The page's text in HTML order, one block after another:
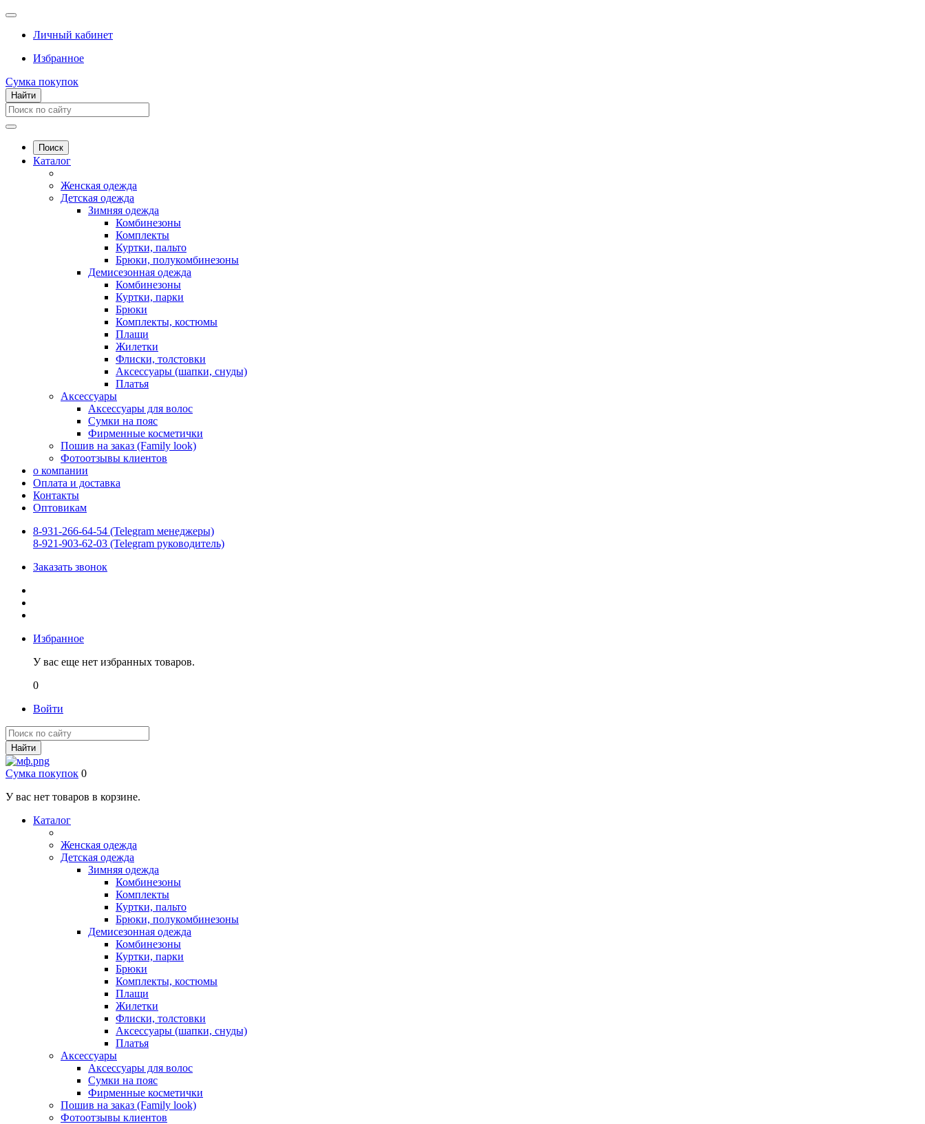
Личный кабинет
Избранное
Сумка покупок
Найти
Поиск
Каталог
Женская одежда
Детская одежда
Зимняя одежда
Комбинезоны
Комплекты
Куртки, пальто
Брюки, полукомбинезоны
Демисезонная одежда
Комбинезоны
Куртки, парки
Брюки
Комплекты, костюмы
Плащи
Жилетки
Флиски, толстовки
Аксессуары (шапки, снуды)
Платья
Аксессуары
Аксессуары для волос
Сумки на пояс
Фирменные косметички
Пошив на заказ (Family look)
Фотоотзывы клиентов
о компании
Оплата и доставка
Контакты
Оптовикам
8-931-266-64-54 (Telegram менеджеры)
8-921-903-62-03 (Telegram руководитель)
Заказать звонок
Избранное
У вас еще нет избранных товаров.
0
Войти
Найти
Сумка покупок 0
У вас нет товаров в корзине.
Каталог
Женская одежда
Детская одежда
Зимняя одежда
Комбинезоны
Комплекты
Куртки, пальто
Брюки, полукомбинезоны
Демисезонная одежда
Комбинезоны
Куртки, парки
Брюки
Комплекты, костюмы
Плащи
Жилетки
Флиски, толстовки
Аксессуары (шапки, снуды)
Платья
Аксессуары
Аксессуары для волос
Сумки на пояс
Фирменные косметички
Пошив на заказ (Family look)
Фотоотзывы клиентов